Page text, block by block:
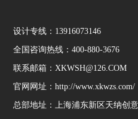
设计专线：13916073146
全国咨询热线：400-880-3676
联系邮箱：XKWSH@126.COM
官网网址：http://www.xkwzs.com/
总部地址：上海浦东新区天纳创